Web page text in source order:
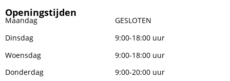
Openingstijden
Maandag
GESLOTEN
Dinsdag
9:00-18:00 uur
Woensdag
9:00-18:00 uur
Donderdag
9:00-20:00 uur